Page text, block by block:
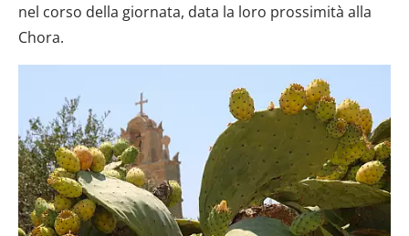
nel corso della giornata, data la loro prossimità alla
Chora.